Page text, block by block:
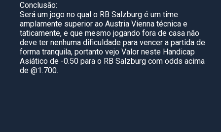
Conclusão:
Será um jogo no qual o RB Salzburg é um time
amplamente superior ao Austria Vienna técnica e
taticamente, e que mesmo jogando fora de casa não
deve ter nenhuma dificuldade para vencer a partida de
forma tranquila, portanto vejo Valor neste Handicap
Asiático de -0.50 para o RB Salzburg com odds acima
de @1.700.